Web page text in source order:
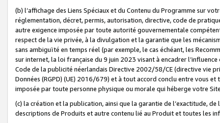
(b) l’affichage des Liens Spéciaux et du Contenu du Programme sur
réglementation, décret, permis, autorisation, directive, code de
autre exigence imposée par toute autorité gouvernementale
respect de la vie privée, à la divulgation et la garantie que les
sans ambiguïté en temps réel (par exemple, le cas échéant, les
sur internet, la loi française du 9 juin 2023 visant à encadrer
Code de la publicité néerlandais Directive 2002/58/CE (directive vie
Données (RGPD) (UE) 2016/679) et à tout accord conclu entre vous
imposée par toute personne physique ou morale qui héberge votre
(c) la création et la publication, ainsi que la garantie de l’exactitude,
descriptions de Produits et autre contenu lié au Produit et toutes les